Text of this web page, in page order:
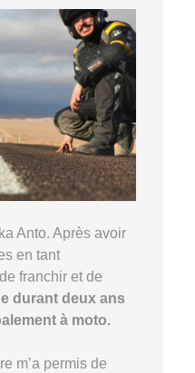
Anto. Après avoir
en tant
franchir et de
durant deux ans
à moto.
m’a permis de